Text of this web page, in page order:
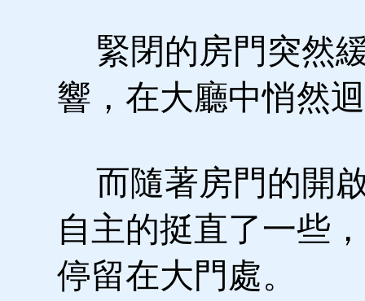
緊閉的房門突然
響，在大廳中悄然
而隨著房門的開
自主的挺直了一些
停留在大門處。